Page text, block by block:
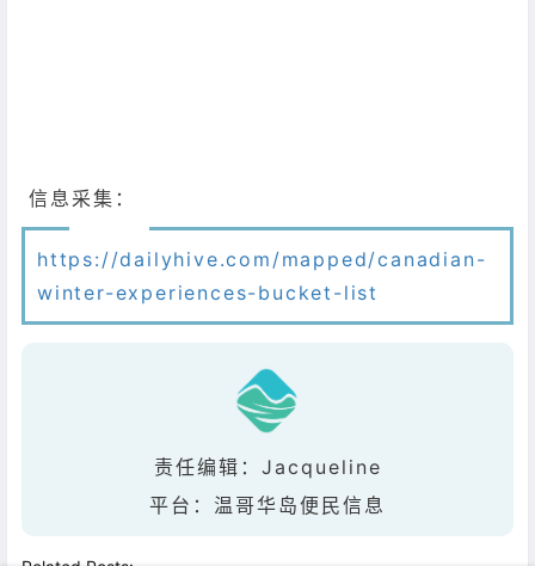
信息采集：
https://dailyhive.com/mapped/canadian-
winter-experiences-bucket-list
责任编辑：Jacqueline
平台：温哥华岛便民信息